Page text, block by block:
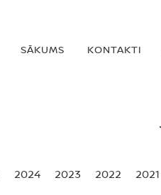
SĀKUMS KONTAKTI
2024 2023 2022 2021